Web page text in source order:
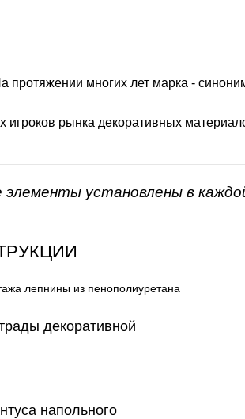
многих лет марка -
рынка декоративных
установлены в
лепнины из пенополиуретана
декоративной
напольного